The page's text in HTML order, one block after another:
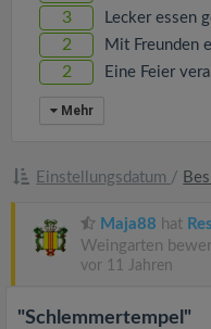
3 Lecker essen
2 Mit Freunden
2 Eine Feier
Mehr
Einstellungsdatum /
Maja88 hat
Weingarten
vor 11 Jahren
"Schlemmertempel"
i
o